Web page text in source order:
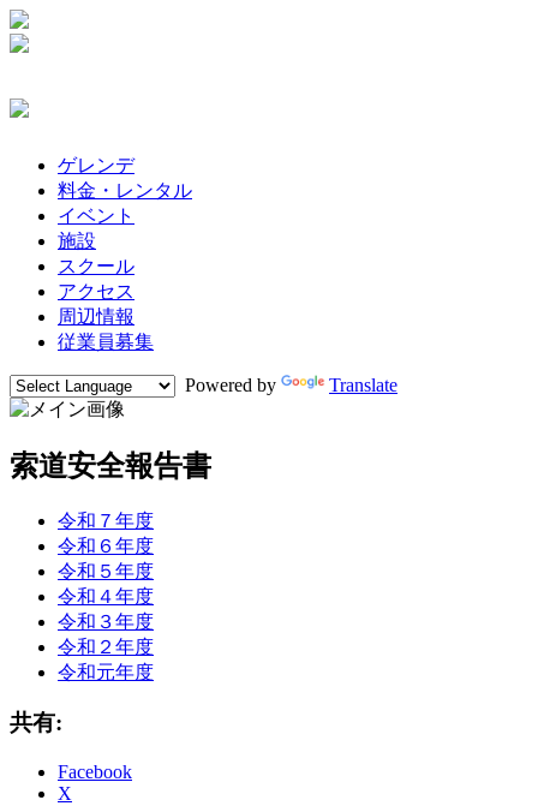
ゲレンデ
料金・レンタル
イベント
施設
スクール
アクセス
周辺情報
従業員募集
Powered by Translate
索道安全報告書
令和７年度
令和６年度
令和５年度
令和４年度
令和３年度
令和２年度
令和元年度
共有:
Facebook
X